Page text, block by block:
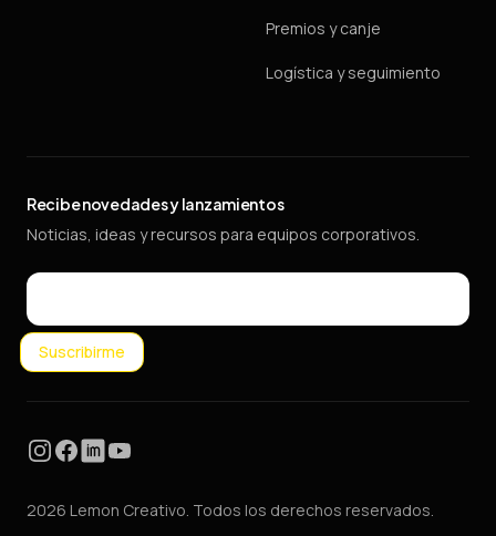
Premios y canje
Logística y seguimiento
Recibe novedades y lanzamientos
Noticias, ideas y recursos para equipos corporativos.
Email
Suscribirme
Instagram
Facebook
LinkedInYouTube
2026 Lemon Creativo. Todos los derechos reservados.